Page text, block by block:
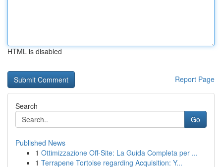
HTML is disabled
Report Page
Search
Go
Published News
1 Ottimizzazione Off-Site: La Guida Completa per ...
1 Terrapene Tortoise regarding Acquisition: Y...